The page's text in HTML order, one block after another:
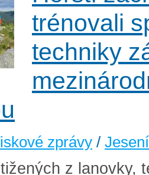
trénovali
techniky
zprávy /
z lanovky,